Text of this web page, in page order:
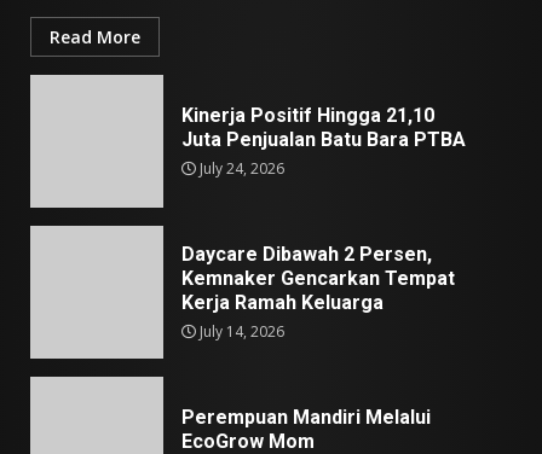
Read More
Kinerja Positif Hingga 21,10
Juta Penjualan Batu Bara PTBA
July 24, 2026
Daycare Dibawah 2 Persen,
Kemnaker Gencarkan Tempat
Kerja Ramah Keluarga
July 14, 2026
Perempuan Mandiri Melalui
EcoGrow Mom